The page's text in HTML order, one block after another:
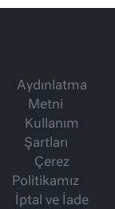
Aydınlatma
Metni
Kullanım
Şartları
Çerez
Politikamız
İptal ve İade